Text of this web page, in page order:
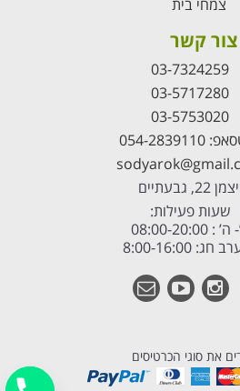
צמחי בית
צור קשר
03-7324259
03-5717280
03-5753020
2839110
22, גבעתיים
שעות פעילות:
: 08:00-20:00
חג: 8:00-16:00
את סוגי הכרטיסים